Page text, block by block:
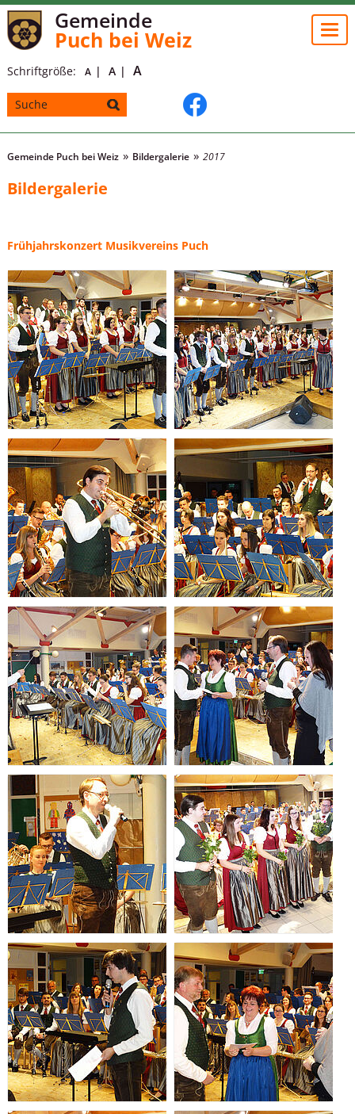
Gemeinde
Puch bei Weiz
Schriftgröße: A A A
Gemeinde Puch bei Weiz Bildergalerie 2017
Bildergalerie
Frühjahrskonzert Musikvereins Puch